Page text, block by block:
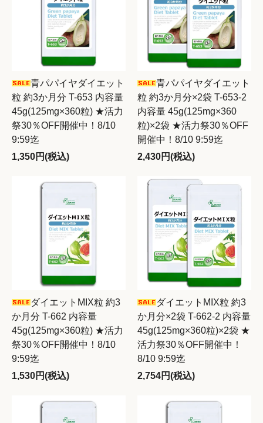
青パパイヤダイエット
粒 約3か月分 T-653 内容量
45g(125mg×360粒) ★活力
祭30％OFF開催中！8/10
9:59迄
1,350円(税込)
青パパイヤダイエット
粒 約3か月分×2袋 T-653-2
内容量 45g(125mg×360
粒)×2袋 ★活力祭30％OFF
開催中！8/10 9:59迄
2,430円(税込)
ダイエットMIX粒 約3
か月分 T-662 内容量
45g(125mg×360粒) ★活力
祭30％OFF開催中！8/10
9:59迄
1,530円(税込)
ダイエットMIX粒 約3
か月分×2袋 T-662-2 内容量
45g(125mg×360粒)×2袋 ★
活力祭30％OFF開催中！
8/10 9:59迄
2,754円(税込)